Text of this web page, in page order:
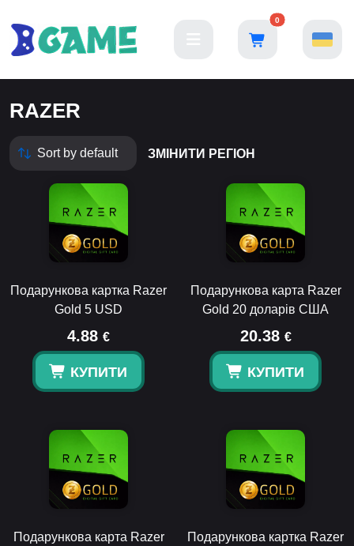
0
RAZER
ЗМІНИТИ РЕГІОН
Подарункова картка Razer
Gold 5 USD
4.88 €
КУПИТИ
Подарункова карта Razer
Gold 20 доларів США
20.38 €
КУПИТИ
Подарункова карта Razer
Подарункова картка Razer